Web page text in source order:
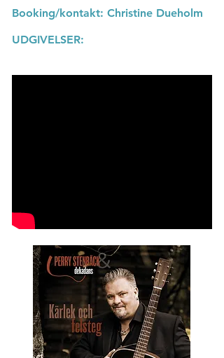
Booking/kontakt: Christine Dueholm
UDGIVELSER: